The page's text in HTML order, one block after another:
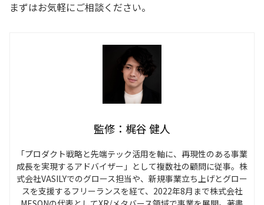
まずはお気軽にご相談ください。
監修： 梶谷 健人
「プロダクト戦略と先端テック活用を軸に、再現性のある事業
成長を実現するアドバイザー」として複数社の顧問に従事。株
式会社VASILYでのグロース担当や、新規事業立ち上げとグロー
スを支援するフリーランスを経て、2022年8月まで株式会社